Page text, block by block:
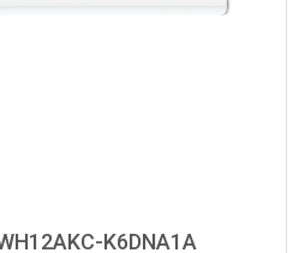
K6DNA1A